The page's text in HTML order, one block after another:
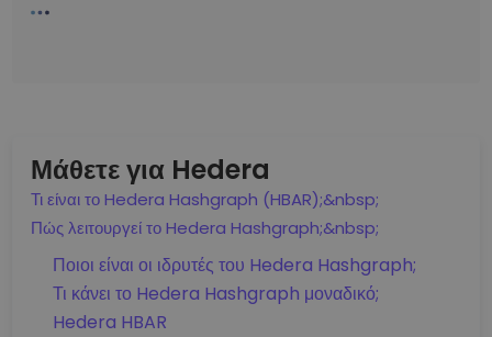
Μάθετε για Hedera
Τι είναι το Hedera Hashgraph (HBAR);&nbsp;
Πώς λειτουργεί το Hedera Hashgraph;&nbsp;
Ποιοι είναι οι ιδρυτές του Hedera Hashgraph;
Τι κάνει το Hedera Hashgraph μοναδικό;
Hedera HBAR